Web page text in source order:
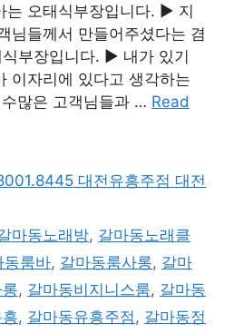
는 오태식부장입니다. ▶ 지
님들께서 만들어주셨다는 겸
부장입니다. ▶ 내가 있기
이자리에 있다고 생각하는
많은 고객님들과 … Read
대전유흥주점 대전
마동노래방, 갈마동노래클
동룸바, 갈마동룸사롱, 갈마
, 갈마동비지니스룸, 갈마동
, 갈마동유흥주점 , 갈마동정